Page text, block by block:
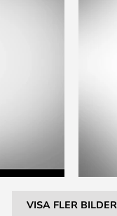
VISA FLER BILDER